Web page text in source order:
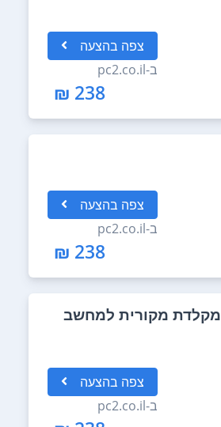
צפה בהצעה
ב-pc2.co.il
238 ₪
צפה בהצעה
ב-pc2.co.il
238 ₪
LG X14 X140 X14A XB140 XD140 X170 seriesמקלדת מקורית למחשב
צפה בהצעה
ב-pc2.co.il